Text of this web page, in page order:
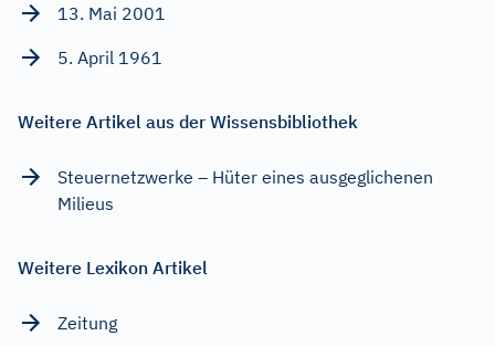
13. Mai 2001
5. April 1961
Weitere Artikel aus der Wissensbibliothek
Steuernetzwerke – Hüter eines ausgeglichenen
Milieus
Weitere Lexikon Artikel
Zeitung